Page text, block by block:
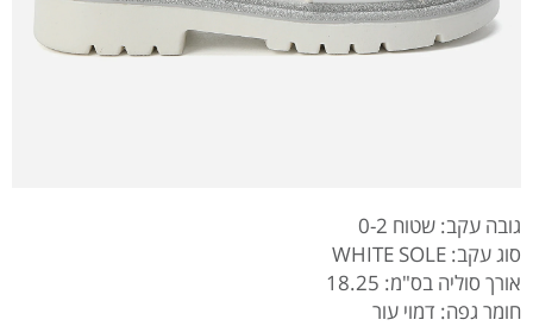
גובה עקב: שטוח 0-2
סוג עקב: WHITE SOLE
אורך סוליה בס"מ: 18.25
חומר גפה: דמוי עור